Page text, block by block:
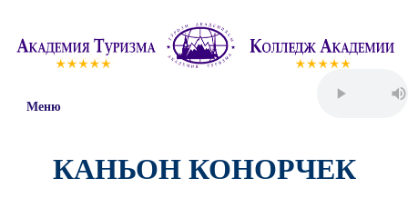
Меню
КАНЬОН КОНОРЧЕК